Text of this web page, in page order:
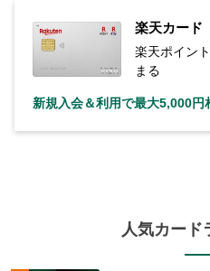
楽天カード
楽天ポイン
まる
新規入会＆利用で最大5,000円
人気カード